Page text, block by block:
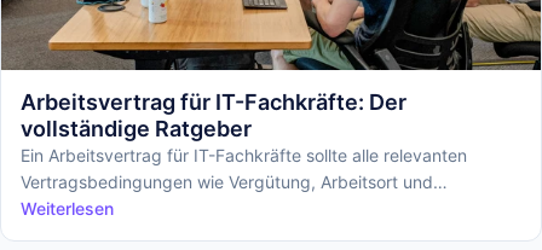
Arbeitsvertrag für IT-Fachkräfte: Der
vollständige Ratgeber
Ein Arbeitsvertrag für IT-Fachkräfte sollte alle relevanten
Vertragsbedingungen wie Vergütung, Arbeitsort und
Überstundenregelungen klar definieren.
Weiterlesen